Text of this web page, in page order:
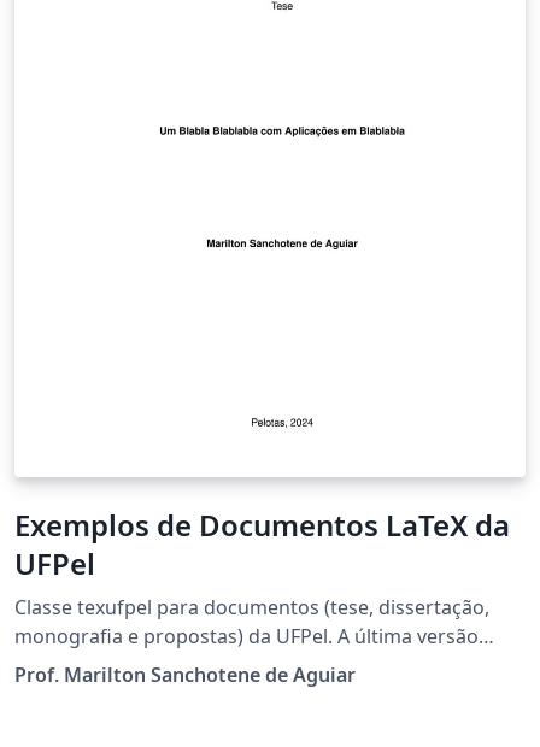
Exemplos de Documentos LaTeX da
UFPel
Classe texufpel para documentos (tese, dissertação,
monografia e propostas) da UFPel. A última versão
desta classe está em https://github.com/notcc/texufpel
Não esqueça de trocar o arquivo principal (main file)
Prof. Marilton Sanchotene de Aguiar